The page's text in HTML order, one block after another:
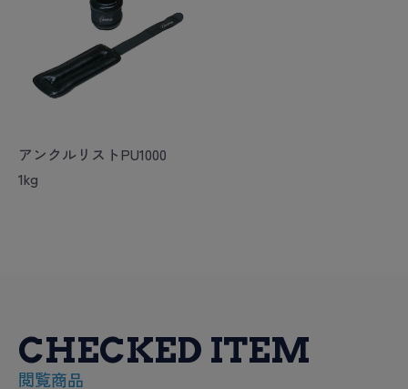
アンクルリストPU1000
1kg
CHECKED ITEM
閲覧商品